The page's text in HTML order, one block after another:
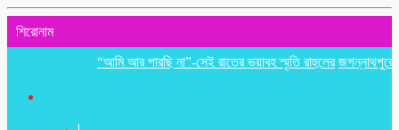
শিরোনাম
“আমি আর পারছি না”-সেই রাতের ভয়াবহ স্মৃতি রাহুলের জগন্নাথপুরে ইউপি